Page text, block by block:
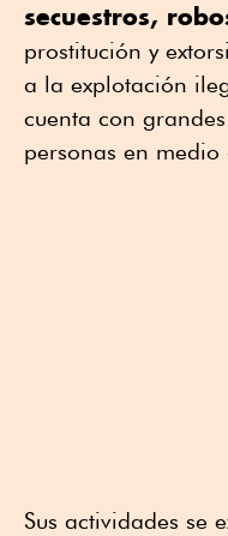
secuestros,
prostitución y
a la explotación
cuenta con
personas en
Sus actividades se